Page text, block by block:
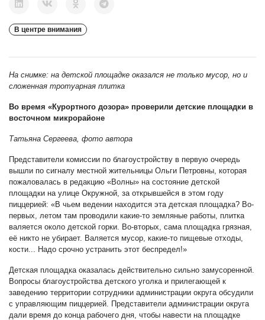
В центре внимания
На снимке: на детской площадке оказался не только мусор, но и
сложенная тротуарная плитка
Во время «Курортного дозора» проверили детские площадки в
восточном микрорайоне
Татьяна Сергеева, фото автора
Представители комиссии по благоустройству в первую очередь
вышли по сигналу местной жительницы Ольги Петровны, которая
пожаловалась в редакцию «Волны» на состояние детской
площадки на улице Окружной, за открывшейся в этом году
пиццерией: «В чьем ведении находится эта детская площадка? Во-
первых, летом там проводили какие-то земляные работы, плитка
валяется около детской горки. Во-вторых, сама площадка грязная,
её никто не убирает. Валяется мусор, какие-то пищевые отходы,
кости... Надо срочно устранить этот беспредел!»
Детская площадка оказалась действительно сильно замусоренной.
Вопросы благоустройства детского уголка и прилегающей к
заведению территории сотрудники администрации округа обсудили
с управляющим пиццерией. Представители администрации округа
дали время до конца рабочего дня, чтобы навести на площадке